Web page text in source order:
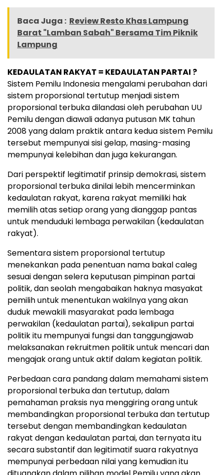
Baca Juga : Review Resto Khas Lampung
Barat "Lamban Sabah" Bersama Tim Piknik
Lampung
KEDAULATAN RAKYAT = KEDAULATAN PARTAI ?
Sistem Pemilu Indonesia mengalami perubahan dari
sistem proporsional tertutup menjadi sistem
proporsional terbuka dilandasi oleh perubahan UU
Pemilu dengan diawali adanya putusan MK tahun
2008 yang dalam praktik antara kedua sistem Pemilu
tersebut mempunyai sisi gelap, masing-masing
mempunyai kelebihan dan juga kekurangan.
Dari perspektif legitimatif prinsip demokrasi, sistem
proporsional terbuka dinilai lebih mencerminkan
kedaulatan rakyat, karena rakyat memiliki hak
memilih atas setiap orang yang dianggap pantas
untuk menduduki lembaga perwakilan (kedaulatan
rakyat).
Sementara sistem proporsional tertutup
menekankan pada penentuan nama bakal caleg
sesuai dengan selera keputusan pimpinan partai
politik, dan seolah mengabaikan haknya masyakat
pemilih untuk menentukan wakilnya yang akan
duduk mewakili masyarakat pada lembaga
perwakilan (kedaulatan partai), sekalipun partai
politik itu mempunyai fungsi dan tanggungjawab
melaksanakan rekruitmen politik untuk mencari dan
mengajak orang untuk aktif dalam kegiatan politik.
Perbedaan cara pandang dalam memahami sistem
proporsional terbuka dan tertutup, dalam
pemahaman praksis nya menggiring orang untuk
membandingkan proporsional terbuka dan tertutup
tersebut dengan membandingkan kedaulatan
rakyat dengan kedaulatan partai, dan ternyata itu
secara substantif dan legitimatif suara rakyatnya
mempunyai perbedaan nilai yang kemudian itu